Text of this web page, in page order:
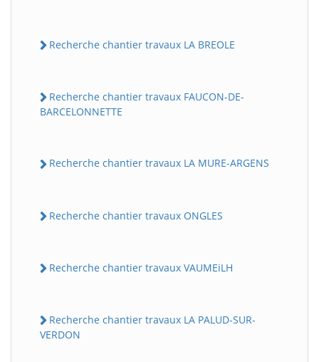
Recherche chantier travaux LA BREOLE
Recherche chantier travaux FAUCON-DE-
BARCELONNETTE
Recherche chantier travaux LA MURE-ARGENS
Recherche chantier travaux ONGLES
Recherche chantier travaux VAUMEiLH
Recherche chantier travaux LA PALUD-SUR-
VERDON